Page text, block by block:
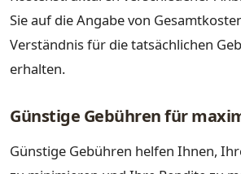
Sie auf die Angabe von
Verständnis für die tatsächlichen
erhalten.
Günstige Gebühren für
Günstige Gebühren helfen Ihnen,